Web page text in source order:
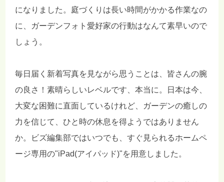
になりました。庭づくりは長い時間がかかる作業なの
に、ガーデンフォト愛好家の行動はなんて素早いので
しょう。
毎日届く新着写真を見ながら思うことは、皆さんの腕
の良さ！素晴らしいレベルです、本当に。日本は今、
大変な困難に直面しているけれど、ガーデンの癒しの
力を信じて、ひと時の休息を得ようではありません
か。ビズ編集部ではいつでも、すぐ見られるホームペ
ージ専用の"iPad(アイパッド)"を用意しました。